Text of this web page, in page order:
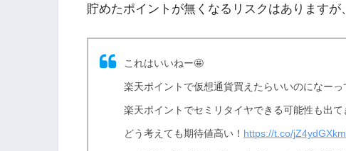
貯めたポイントが無くなるリスクはありますが
これはいいねー🤩
楽天ポイントで仮想通貨買えたらいいのになーっ
楽天ポイントでセミリタイヤできる可能性も出て
どう考えても期待値高い！ https://t.co/